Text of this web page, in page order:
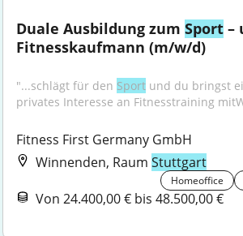
Duale Ausbildung zum Sport –
Fitnesskaufmann (m/w/d)
"...schlägt für den Sport und du bringst
privates Interesse an Fitnesstraining
Fitness First Germany GmbH
Winnenden, Raum Stuttgart
Homeoffice
Von 24.400,00 € bis 48.500,00 €